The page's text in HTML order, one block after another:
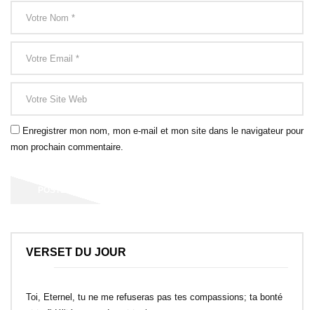
Enregistrer mon nom, mon e-mail et mon site dans le navigateur pour
mon prochain commentaire.
VERSET DU JOUR
Toi, Eternel, tu ne me refuseras pas tes compassions; ta bonté